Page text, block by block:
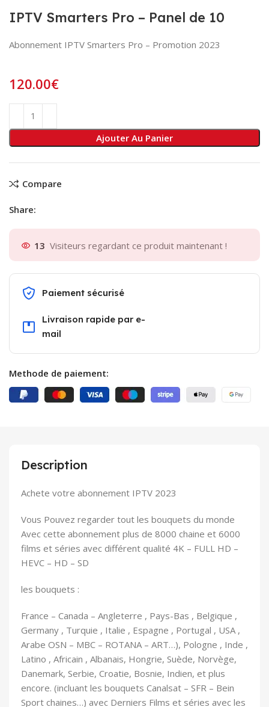
IPTV Smarters Pro – Panel de 10
Abonnement IPTV Smarters Pro – Promotion 2023
120.00€
Ajouter Au Panier
Compare
Share:
13 Visiteurs regardant ce produit maintenant !
Paiement sécurisé
Livraison rapide par e-
mail
Methode de paiement:
Description
Achete votre abonnement IPTV 2023
Vous Pouvez regarder tout les bouquets du monde
Avec cette abonnement plus de 8000 chaine et 6000
films et séries avec différent qualité 4K – FULL HD –
HEVC – HD – SD
les bouquets :
France – Canada – Angleterre , Pays-Bas , Belgique ,
Germany , Turquie , Italie , Espagne , Portugal , USA ,
Arabe OSN – MBC – ROTANA – ART…), Pologne , Inde ,
Latino , Africain , Albanais, Hongrie, Suède, Norvège,
Danemark, Serbie, Croatie, Bosnie, Indien, et plus
encore. (incluant les bouquets Canalsat – SFR – Bein
Sport chaines…) avec Derniers Films et séries avec les